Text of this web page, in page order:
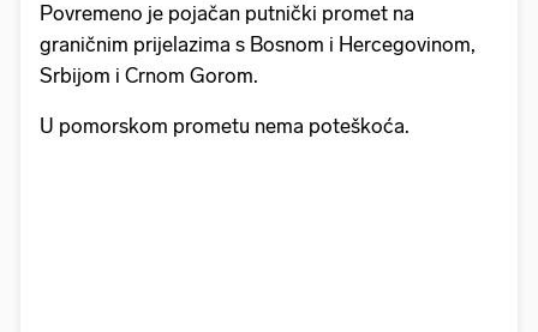
Povremeno je pojačan putnički promet na
graničnim prijelazima s Bosnom i Hercegovinom,
Srbijom i Crnom Gorom.
U pomorskom prometu nema poteškoća.